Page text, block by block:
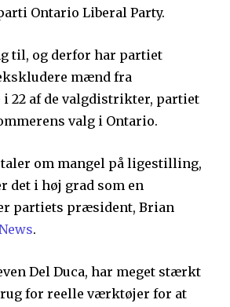
Ontario Liberal Party.
til, og derfor har partiet
mænd fra
i 22 af de valgdistrikter, partiet
valg i Ontario.
om mangel på ligestilling,
det i høj grad som en
partiets præsident, Brian
.
Del Duca, har meget stærkt
for reelle værktøjer for at